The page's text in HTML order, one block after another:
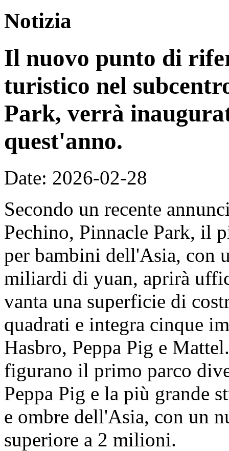
Notizia
Il nuovo punto di
turistico nel
Park, verrà
quest'anno.
Date: 2026-02-28
Secondo un recente
Pechino, Pinnacle Park, il
per bambini dell'Asia, con
miliardi di yuan, aprirà
vanta una superficie di
quadrati e integra cinque
Hasbro, Peppa Pig e
figurano il primo parco
Peppa Pig e la più grande
e ombre dell'Asia, con un
superiore a 2 milioni.